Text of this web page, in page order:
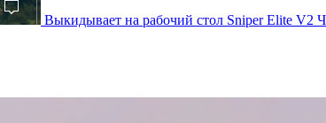
Выкидывает на рабочий стол Sniper Elite V2